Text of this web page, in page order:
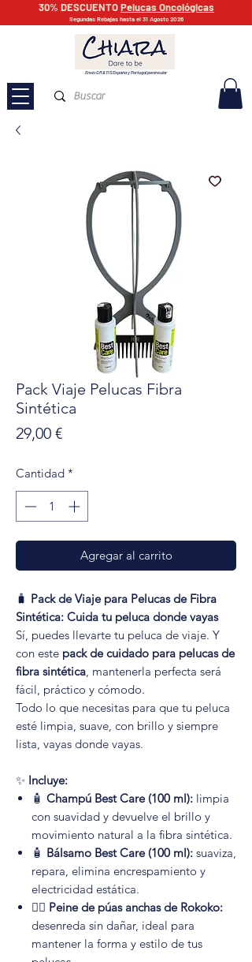
Envío GRATIS España y Portugal peninsular
30% DESCUENTOPelucas Oncológicas
Segundas Rebajas hasta el 31 Agosto 2026
Pack Viaje Pelucas Fibra
Sintética
29,00 €Precio
Cantidad *
Agregar al carrito
🧳 Pack de Viaje para Pelucas de Fibra
Sintética: Cuida tu peluca donde vayas
Sí, puedes llevarte tu peluca de viaje. Y
con este pack de cuidado para pelucas de
fibra sintética, mantenerla perfecta será
fácil, práctico y cómodo.
Todo lo que necesitas para que tu peluca
esté limpia, suave, con brillo y siempre
lista, vayas donde vayas.
✨ Incluye:
🧴 Champú Best Care (100 ml): limpia
con suavidad y devuelve el brillo y
movimiento natural a la fibra sintética.
🧴 Bálsamo Best Care (100 ml): suaviza,
repara, elimina encrespamiento y
electricidad estática.
💁‍♀️ Peine de púas anchas de Rokoko:
desenreda sin dañar, ideal para
mantener la forma y estilo de tus